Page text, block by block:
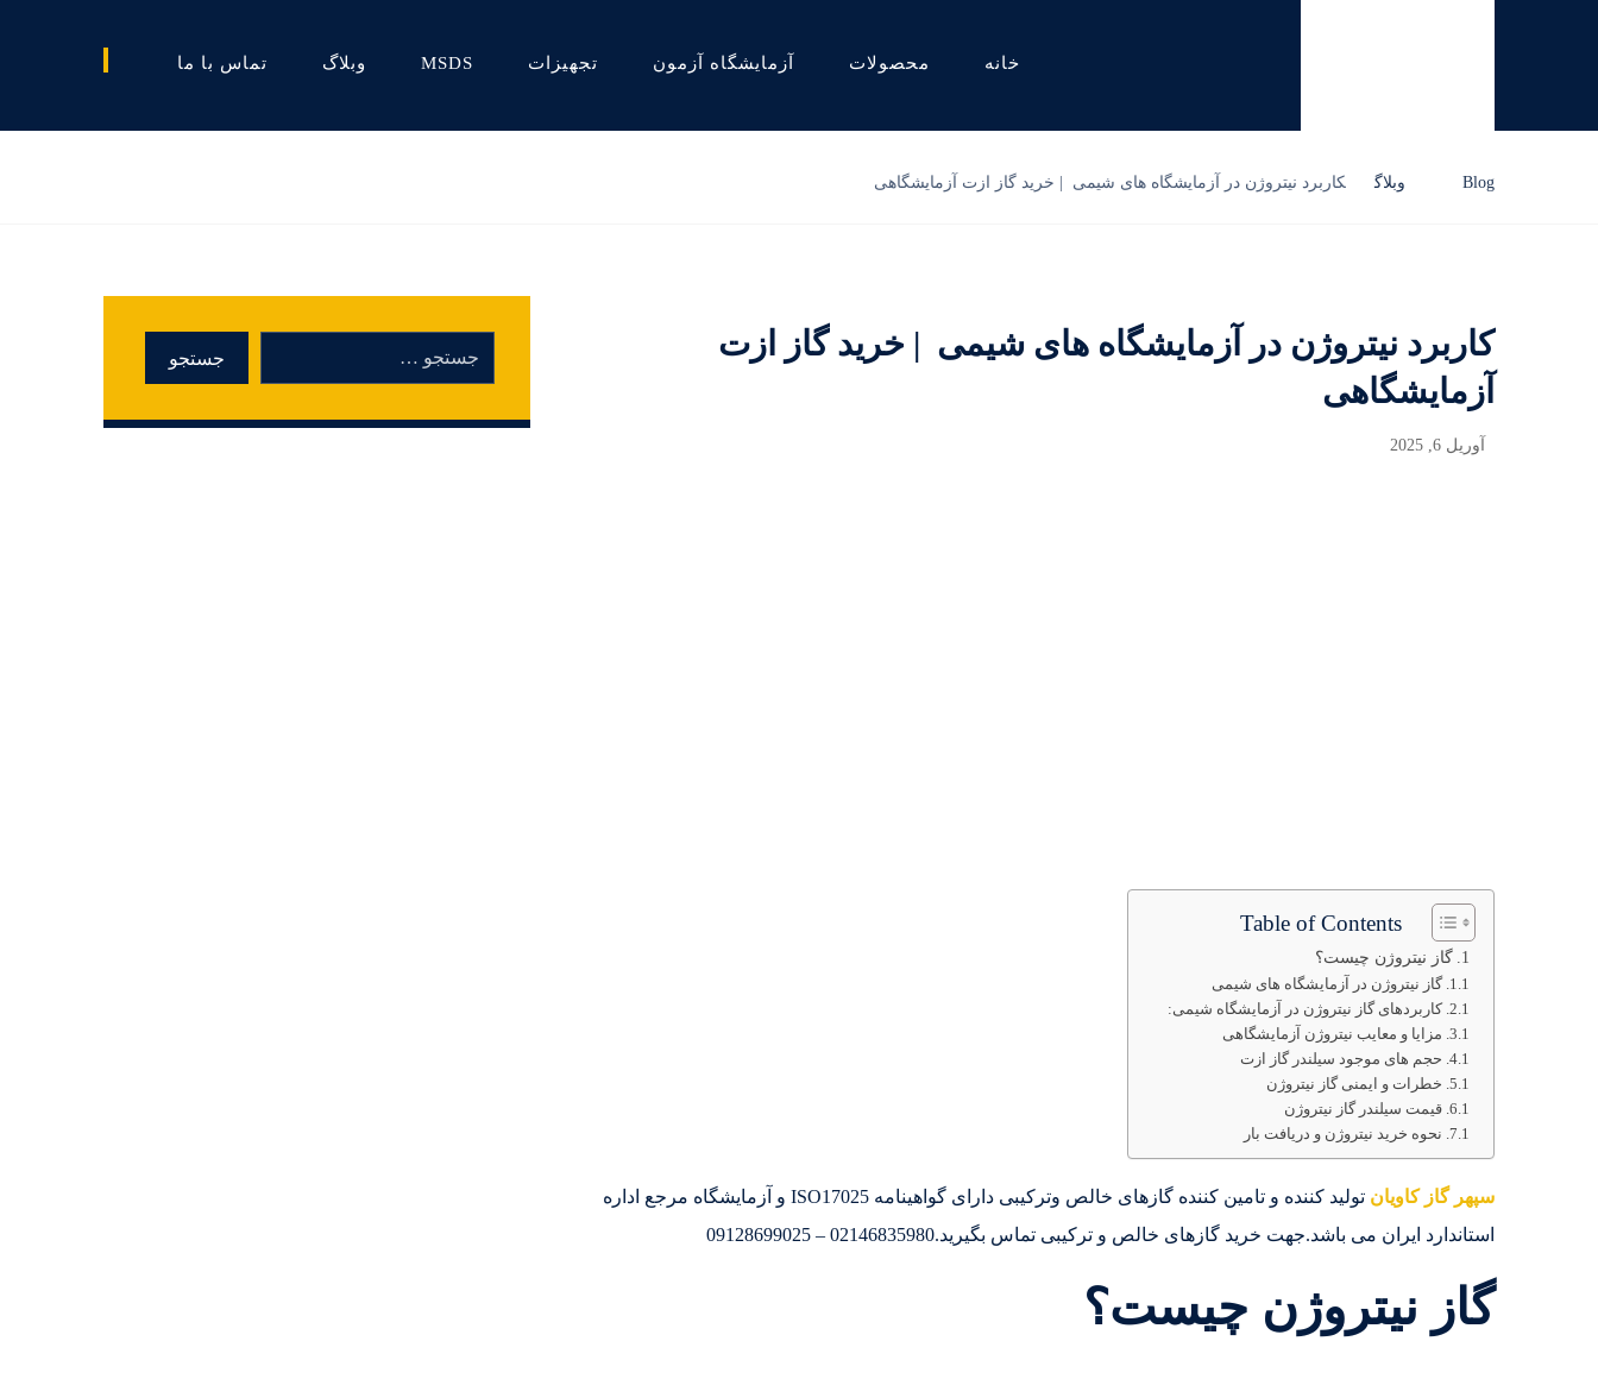
خانه محصولات آزمایشگاه آزمون تجهیزات MSDS وبلاگ تماس با ما
Blog وبلاگ کاربرد نیتروژن در آزمایشگاه های شیمی | خرید گاز ازت آزمایشگاهی
کاربرد نیتروژن در آزمایشگاه های شیمی | خرید گاز ازت
آزمایشگاهی
آوریل 6, 2025
Table of Contents
گاز نیتروژن چیست؟
گاز نیتروژن در آزمایشگاه های شیمی
کاربردهای گاز نیتروژن در آزمایشگاه شیمی:
مزایا و معایب نیتروژن آزمایشگاهی
حجم های موجود سیلندر گاز ازت
خطرات و ایمنی گاز نیتروژن
قیمت سیلندر گاز نیتروژن
نحوه خرید نیتروژن و دریافت بار
سپهر گاز کاویان
تولید کننده و تامین کننده گازهای خالص وترکیبی دارای گواهینامه ISO17025 و آزمایشگاه مرجع اداره
استاندارد ایران می باشد.جهت خرید گازهای خالص و ترکیبی تماس بگیرید.02146835980 – 09128699025
گاز نیتروژن چیست؟